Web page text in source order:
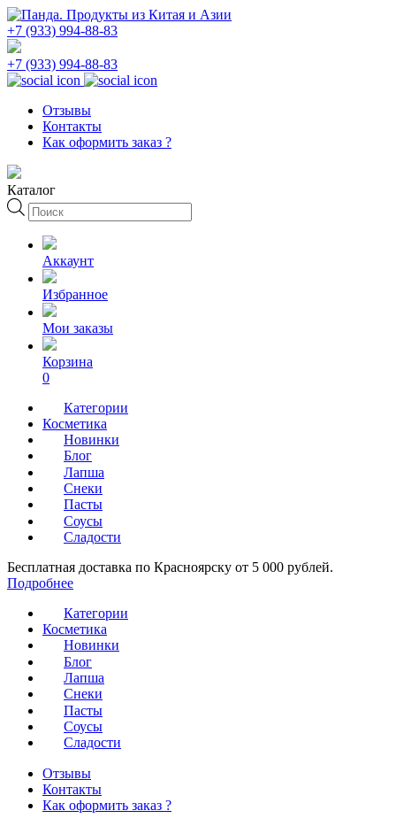
+7 (933) 994-88-83
+7 (933) 994-88-83
Отзывы
Контакты
Как оформить заказ ?
Каталог
Поиск
товаров
Аккаунт
Избранное
Мои заказы
Корзина
0
Категории
Косметика
Новинки
Блог
Лапша
Снеки
Пасты
Соусы
Сладости
Бесплатная доставка по Красноярску от 5 000 рублей.
Подробнее
Категории
Косметика
Новинки
Блог
Лапша
Снеки
Пасты
Соусы
Сладости
Отзывы
Контакты
Как оформить заказ ?